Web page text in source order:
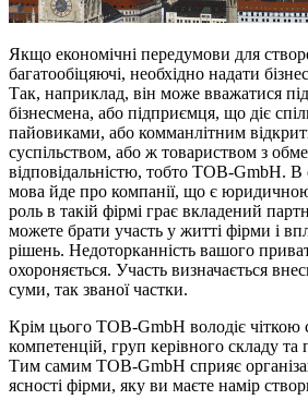
Якщо економічні передумови для
багатообіцяючі, необхідно надати
Так, наприклад, він може вважатися
бізнесмена, або підприємця, що діє
пайовиками, або комманлітним
суспільством, або ж товариством з
відповідальністю, тобто ТОВ-GmbH.
мова йде про компанії, що є
роль в такій фірмі грає вкладений
можете брати участь у житті фірми і
рішень. Недоторканність вашого
охороняється. Участь визначається
суми, так званої частки.
Крім цього ТОВ-GmbH володіє чіткою
компетенцій, груп керівного складу та
Тим самим ТОВ-GmbH сприяє
ясності фірми, яку ви маєте намір